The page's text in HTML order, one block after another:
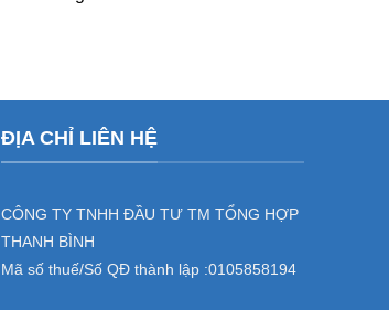
ĐỊA CHỈ LIÊN HỆ
CÔNG TY TNHH ĐẦU TƯ TM TỔNG HỢP
THANH BÌNH
Mã số thuế/Số QĐ thành lập :0105858194